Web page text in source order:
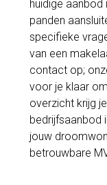
huidige aanbod
panden
specifieke
van een
contact op;
voor je klaar
overzicht krijg
bedrijfsaanbod
jouw
betrouwbare